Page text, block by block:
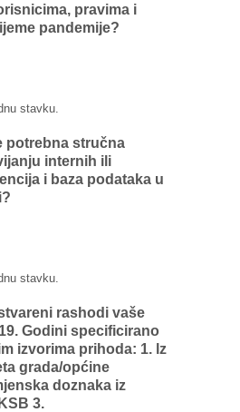
pravima i
pandemije?
stavku.
potrebna stručna
internih ili
i baza podataka u
stavku.
rashodi vaše
Godini specificirano
izvorima prihoda: 1. lz
grada/općine
doznaka iz
3.